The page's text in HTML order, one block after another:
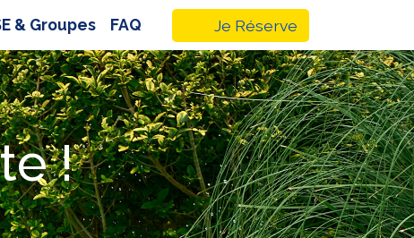
& Groupes FAQ Je Réserve
!